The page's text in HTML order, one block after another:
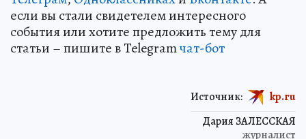
если вы стали свидетелем интересного
события или хотите предложить тему для
статьи – пишите в Telegramчат-бот
Дария ЗАЛЕССКАЯ
журналист
Источник: kp.ru